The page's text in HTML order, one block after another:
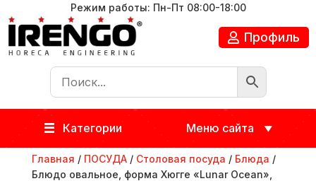
Режим работы: Пн-Пт 08:00-18:00
Профиль
Категории Меню сайта
Главная / ПОСУДА/ Столовая посуда / Блюда /
Блюдо овальное, форма Хюгге «Lunar Ocean»,